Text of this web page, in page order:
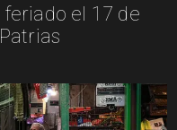
el 17 de